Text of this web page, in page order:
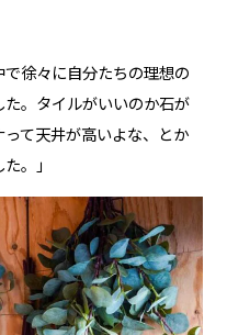
で徐々に自分たちの理想の
。タイルがいいのか石が
て天井が高いよな、とか
。」